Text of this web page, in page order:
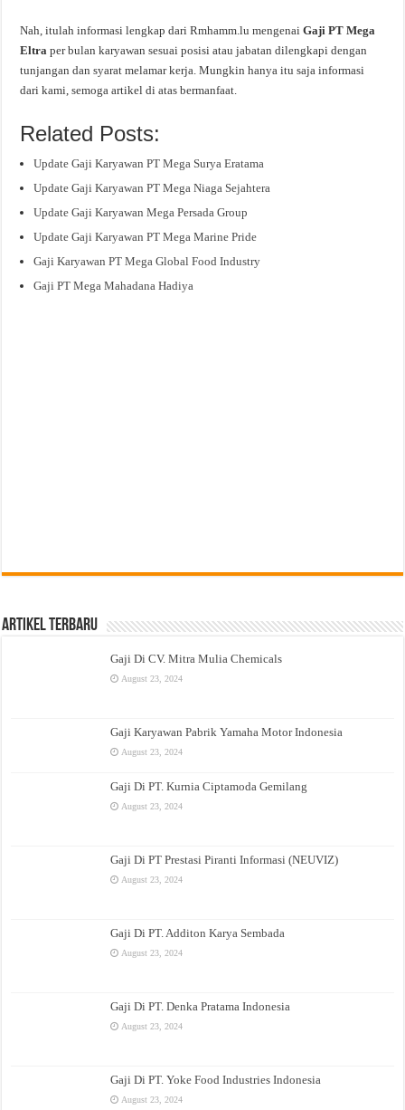
Nah, itulah informasi lengkap dari Rmhamm.lu mengenaiGaji PT Mega
Eltraper bulan karyawan sesuai posisi atau jabatan dilengkapi dengan
tunjangan dan syarat melamar kerja. Mungkin hanya itu saja informasi
dari kami, semoga artikel di atas bermanfaat.
Related Posts:
Update Gaji Karyawan PT Mega Surya Eratama
Update Gaji Karyawan PT Mega Niaga Sejahtera
Update Gaji Karyawan Mega Persada Group
Update Gaji Karyawan PT Mega Marine Pride
Gaji Karyawan PT Mega Global Food Industry
Gaji PT Mega Mahadana Hadiya
Artikel Terbaru
Gaji Di CV. Mitra Mulia Chemicals
August 23, 2024
Gaji Karyawan Pabrik Yamaha Motor Indonesia
August 23, 2024
Gaji Di PT. Kurnia Ciptamoda Gemilang
August 23, 2024
Gaji Di PT Prestasi Piranti Informasi (NEUVIZ)
August 23, 2024
Gaji Di PT. Additon Karya Sembada
August 23, 2024
Gaji Di PT. Denka Pratama Indonesia
August 23, 2024
Gaji Di PT. Yoke Food Industries Indonesia
August 23, 2024